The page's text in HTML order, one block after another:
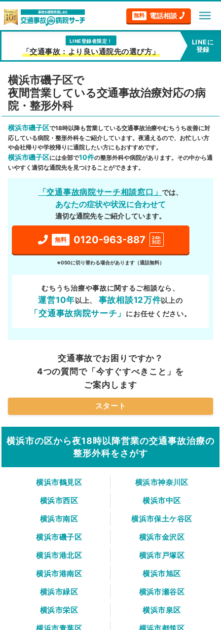
無料 電話相談 menu
LINE登録者限定！
「交通事故：より良い通院先の選び方」
LINEに
登録
横浜市磯子区で
夜間営業している交通事故治療対応の病
院・整形外科
横浜市磯子区で18時以降も営業している交通事故治療やむちうち改善に対
応している病院・整形外科をご紹介しています。夜通えるので、お忙しい方
や会社帰りや学校帰りに通院したい方にもおすすめです。
横浜市磯子区には全部で10件の整形外科や病院があります。その中から通
いやすく適切な通院先を見つけることができます。
「交通事故病院サーチ相談窓口」では、
あなたの症状や状況に合わせて
適切な通院先をご紹介しています。
無料 0120-963-887
24h
対応
※050に切り替わる場合があります（通話無料）
むちうち治療や事故に関するご相談なら、
運営10年以上、 事故相談12万件以上の
「交通事故病院サーチ」 にお任せください。
交通事故でお困りですか？
4つの質問で「今すぐすべきこと」を
ご案内します
スタート
横浜市の区から夜18時以降営業の交通事故治療の
整形外科をさがす
横浜市鶴見区
横浜市神奈川区
横浜市西区
横浜市中区
横浜市南区
横浜市保土ケ谷区
横浜市磯子区
横浜市金沢区
横浜市港北区
横浜市戸塚区
横浜市港南区
横浜市旭区
横浜市緑区
横浜市瀬谷区
横浜市栄区
横浜市泉区
横浜市青葉区
横浜市都筑区